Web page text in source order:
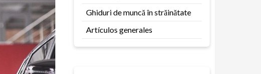
Ghiduri de muncă în străinătate
Artículos generales